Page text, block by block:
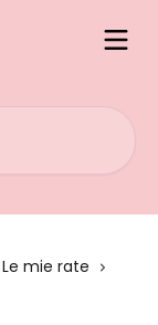
Le mie rate